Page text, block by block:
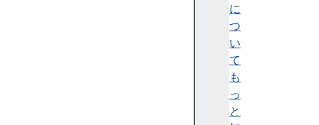
に
つ
い
て
も
っ
と